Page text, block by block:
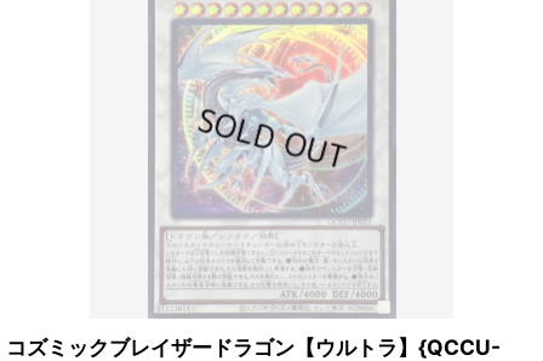
コズミックブレイザードラゴン【ウルトラ】{QCCU-